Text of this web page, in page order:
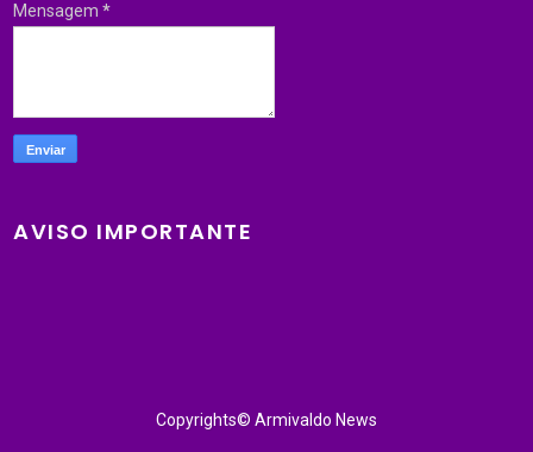
Mensagem*
AVISO IMPORTANTE
Copyrights© Armivaldo News